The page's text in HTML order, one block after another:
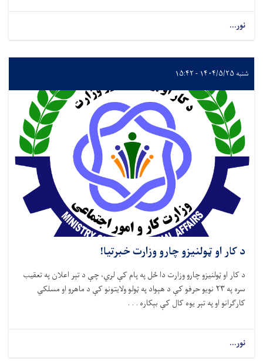
نور...
شنبه ۱۴۰۴/۵/۲۵ - ۱۵:۴۲
د کار او ټولنیزو چارو وزارت خبرتیا!
د کار او ټولنیزو چارو وزارت دا ځل په پام کې لري، چې د تېر اعلان په تعقیب
سره په ۲۳ نویو حرفو کې د هېواد په ټولو ولایتونو کې د ماهرو او مسلکي
کارګرانو او په تېر یوه کال کې بېکاره . . .
نور...